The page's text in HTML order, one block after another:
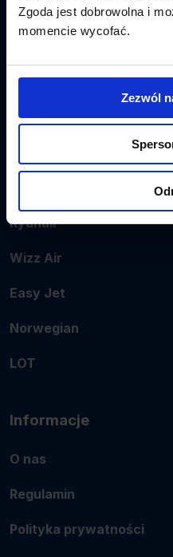
Zgoda jest dobrowolna i
momencie wycofać.
Zezwól
Promocje
Tanie Loty
Ryanair
Wizz Air
Easy Jet
Norwegian
LOT
Informacje
O nas
Regulamin
Polityka prywatności